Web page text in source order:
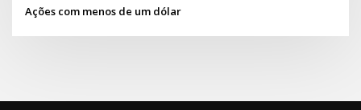
Ações com menos de um dólar